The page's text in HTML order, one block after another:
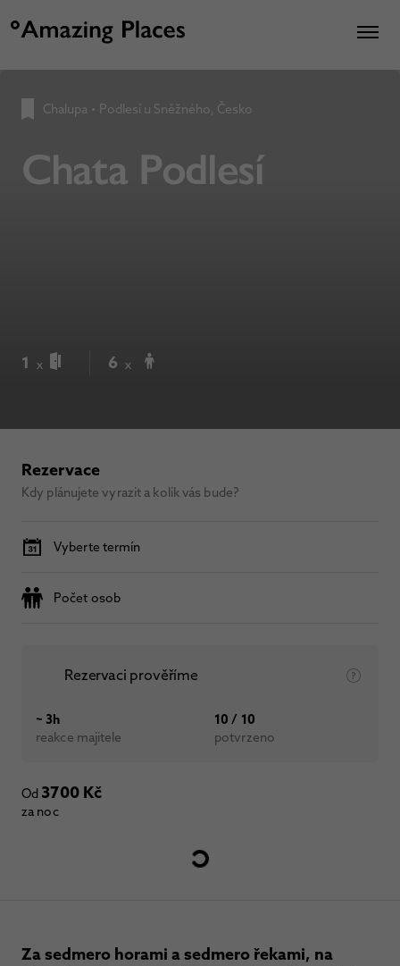
Chalupa • Podlesí u Sněžného, Česko
Chata Podlesí
1 x 6 x
Rezervace
Kdy plánujete vyrazit a kolik vás bude?
Vyberte termín
Počet osob
Rezervaci prověříme
~ 3h
reakce majitele
10 / 10
potvrzeno
Od 3700 Kč
za noc
Za sedmero horami a sedmero řekami, na